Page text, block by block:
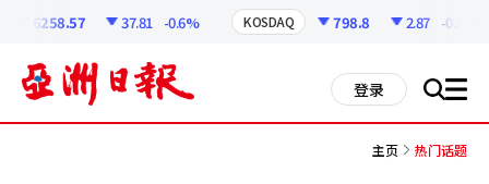
6258.57 37.81 -0.6% KOSDAQ 798.8 2.87 -0.36%
登录 搜 all
主页 热门话题